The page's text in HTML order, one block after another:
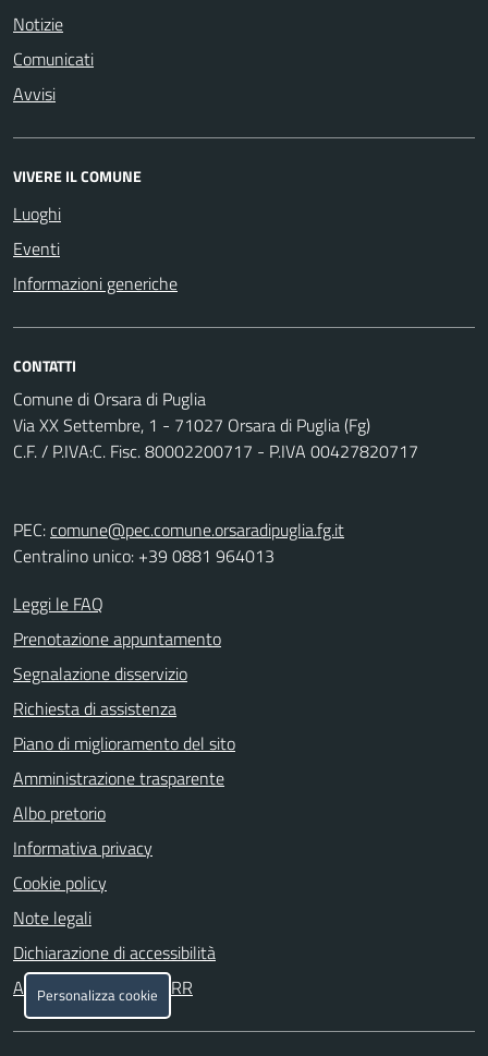
Notizie
Comunicati
Avvisi
VIVERE IL COMUNE
Luoghi
Eventi
Informazioni generiche
CONTATTI
Comune di Orsara di Puglia
Via XX Settembre, 1 - 71027 Orsara di Puglia (Fg)
C.F. / P.IVA:C. Fisc. 80002200717 - P.IVA 00427820717
PEC:comune@pec.comune.orsaradipuglia.fg.it
Centralino unico: +39 0881 964013
Leggi le FAQ
Prenotazione appuntamento
Segnalazione disservizio
Richiesta di assistenza
Piano di miglioramento del sito
Amministrazione trasparente
Albo pretorio
Informativa privacy
Cookie policy
Note legali
Dichiarazione di accessibilità
Attuazione misure PNRR
Personalizza cookie